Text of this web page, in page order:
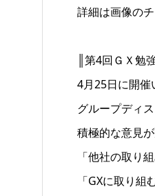
詳細は画像の
║第4回ＧＸ
4月25日に開催
グループディ
積極的な意見
「他社の取り
「GXに取り